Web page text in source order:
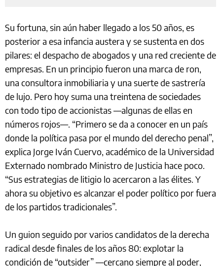
Su fortuna, sin aún haber llegado a los 50 años, es
posterior a esa infancia austera y se sustenta en dos
pilares: el despacho de abogados y una red creciente de
empresas. En un principio fueron una marca de ron,
una consultora inmobiliaria y una suerte de sastrería
de lujo. Pero hoy suma una treintena de sociedades
con todo tipo de accionistas —algunas de ellas en
números rojos—. “Primero se da a conocer en un país
donde la política pasa por el mundo del derecho penal”,
explica Jorge Iván Cuervo, académico de la Universidad
Externado nombrado Ministro de Justicia hace poco.
“Sus estrategias de litigio lo acercaron a las élites. Y
ahora su objetivo es alcanzar el poder político por fuera
de los partidos tradicionales”.
Un guion seguido por varios candidatos de la derecha
radical desde finales de los años 80: explotar la
condición de “outsider” —cercano siempre al poder,